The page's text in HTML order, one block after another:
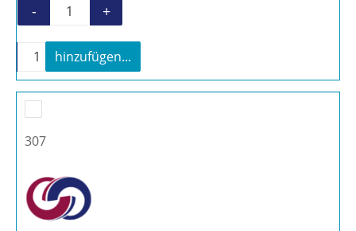
Reparatur Kit Stator + Rotor BN 26-6L Menge
- +
Reparatur Kit Stator + Rotor BN 26-6L Menge
+
hinzufügen...
307